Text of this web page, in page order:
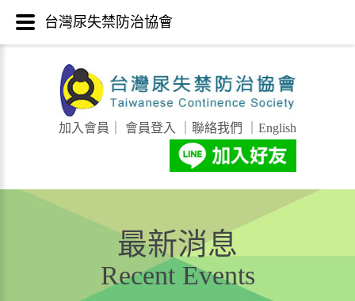
加入會員 會員登入 聯絡我們 English
最新消息
Recent Events
台灣尿失禁防治協會